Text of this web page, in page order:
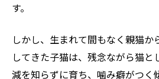
す。
しかし、生まれて間もなく親猫か
してきた子猫は、残念ながら猫と
減を知らずに育ち、噛み癖がつく